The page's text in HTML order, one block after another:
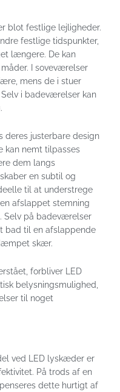
blot festlige lejligheder.
festlige tidspunkter,
længere. De kan
I soveværelser
mens de i stuer
i badeværelser kan
deres justerbare design
kan nemt tilpasses
dem langs
en subtil og
til at understrege
afslappet stemning
på badeværelser
bad til en afslappende
skær.
forbliver LED
belysningsmulighed,
til noget
ved LED lyskæder er
På trods af en
dette hurtigt af